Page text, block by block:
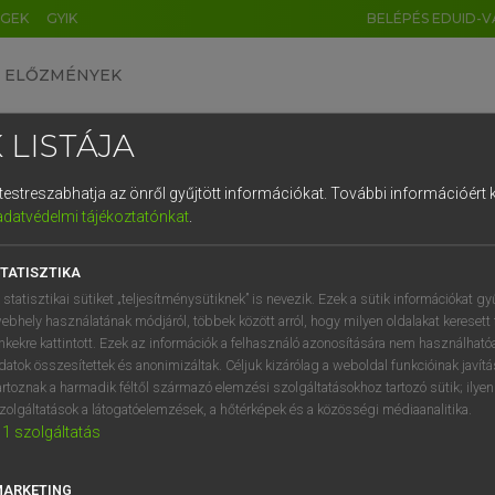
GYIK BELÉPÉS EDUID-
ELŐZMÉNYEK
angol szótár
Asia fn Délkelet-Ázsia
East Asiakeresése szótárainkban
LISTÁJA
az önről gyűjtött információkat. További információért
tájékoztatónkat.
statisztikai sütiket „teljesítménysütiknek” is nevezik. Ezek a sütik információkat
használatának módjáról, többek között arról, hogy milyen oldalakat keresett
kattintott. Ezek az információk a felhasználó azonosítására nem
összesítettek és anonimizáltak. Céljuk kizárólag a weboldal funkcióinak
a harmadik féltől származó elemzési szolgáltatásokhoz tartozó sütik;
a látogatóelemzések, a hőtérképek és a közösségi médiaanalitika.
1 szolgáltatás
DE CN FR ES IT NL
1 2 3 4 5 6 7 8 9
q w e r t z u i
a s d f g h j k l é
í y x c v b n m , .